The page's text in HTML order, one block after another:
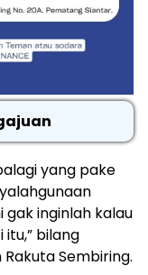
yang pake
inginlah kalau
bilang
Sembiring.